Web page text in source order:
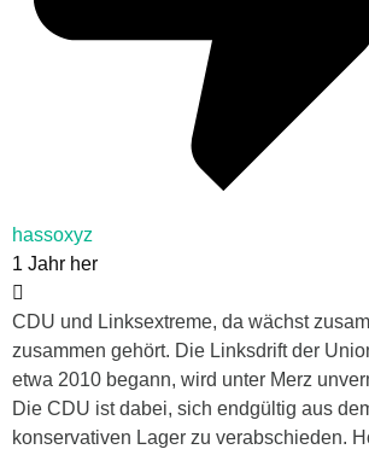
hassoxyz
1 Jahr her
CDU und Linksextreme, da wächst
zusammen gehört. Die Linksdrift der
etwa 2010 begann, wird unter Merz
Die CDU ist dabei, sich endgültig aus
konservativen Lager zu verabschieden.